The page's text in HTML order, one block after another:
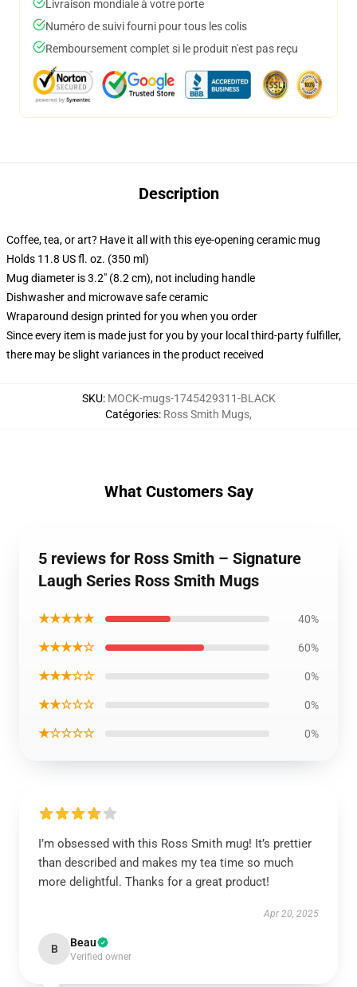
Livraison mondiale à votre porte
Numéro de suivi fourni pour tous les colis
Remboursement complet si le produit n'est pas reçu
Description
Coffee, tea, or art? Have it all with this eye-opening ceramic mug
Holds 11.8 US fl. oz. (350 ml)
Mug diameter is 3.2" (8.2 cm), not including handle
Dishwasher and microwave safe ceramic
Wraparound design printed for you when you order
Since every item is made just for you by your local third-party fulfiller,
there may be slight variances in the product received
SKU: MOCK-mugs-1745429311-BLACK
Catégories: Ross Smith Mugs,
What Customers Say
5 reviews for Ross Smith – Signature
Laugh Series Ross Smith Mugs
★★★★★ 40%
★★★★☆ 60%
★★★☆☆ 0%
★★☆☆☆ 0%
★☆☆☆☆ 0%
I’m obsessed with this Ross Smith mug! It’s prettier
than described and makes my tea time so much
more delightful. Thanks for a great product!
Apr 20, 2025
B Beau
Verified owner